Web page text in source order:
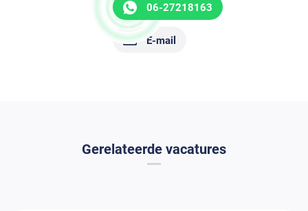
06-27218163
E-mail
Gerelateerde vacatures